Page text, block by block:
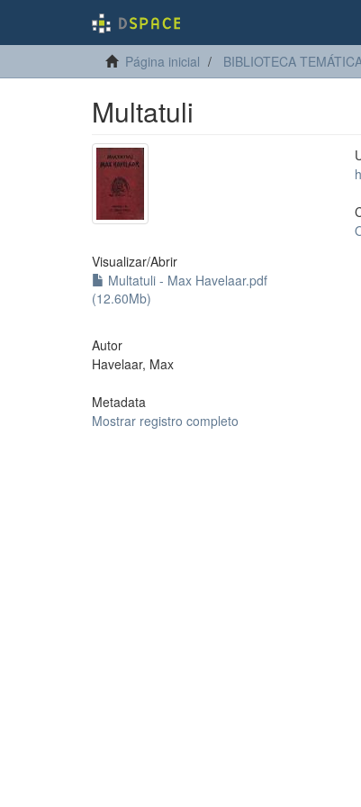
Página inicial BIBLIOTECA
Multatuli
Visualizar/Abrir
Multatuli - Max Havelaar.pdf
(12.60Mb)
Autor
Havelaar, Max
Metadata
Mostrar registro completo